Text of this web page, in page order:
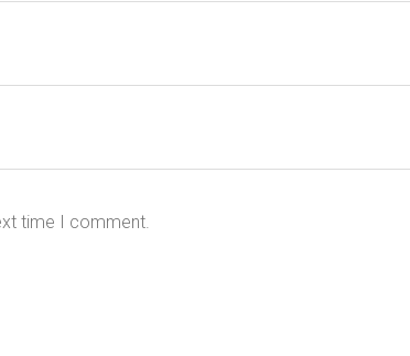
time I comment.